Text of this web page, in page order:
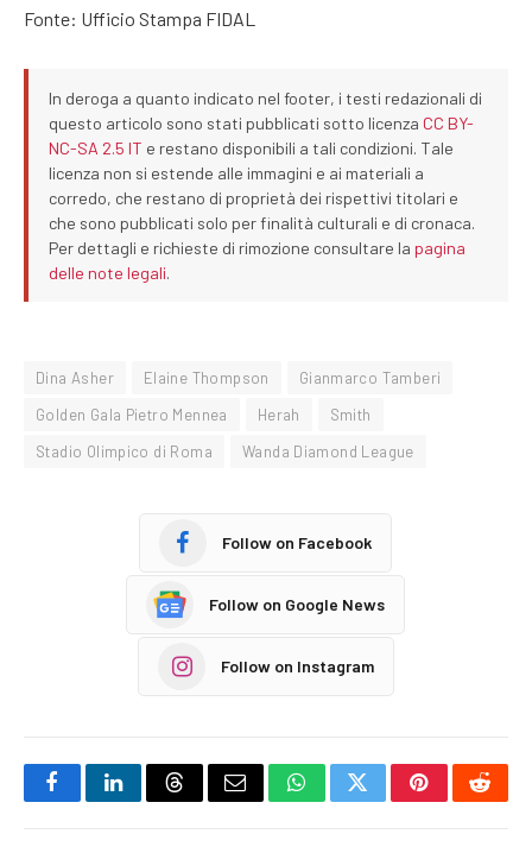
Fonte: Ufficio Stampa FIDAL
In deroga a quanto indicato nel footer, i testi redazionali di
questo articolo sono stati pubblicati sotto licenza CC BY-
NC-SA 2.5 IT e restano disponibili a tali condizioni. Tale
licenza non si estende alle immagini e ai materiali a
corredo, che restano di proprietà dei rispettivi titolari e
che sono pubblicati solo per finalità culturali e di cronaca.
Per dettagli e richieste di rimozione consultare la pagina
delle note legali.
Dina Asher Elaine Thompson
Gianmarco Tamberi
Golden Gala Pietro Mennea
Herah
Smith
Stadio Olimpico di Roma
Wanda Diamond League
Follow on Facebook
Follow on Google News
Follow on Instagram
FacebookLinkedInThreadsEmail WhatsAppTwitterPinterest